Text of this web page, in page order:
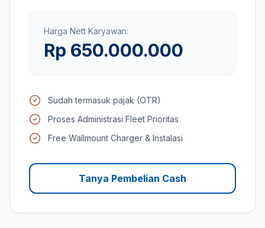
Harga Nett Karyawan:
Rp 650.000.000
Sudah termasuk pajak (OTR)
Proses Administrasi Fleet Prioritas
Free Wallmount Charger & Instalasi
Tanya Pembelian Cash